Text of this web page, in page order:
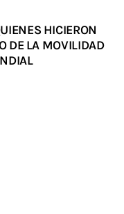
HICIERON
DE LA MOVILIDAD